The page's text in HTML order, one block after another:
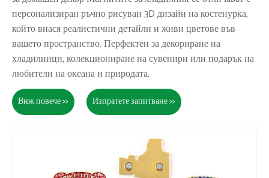
персонализиран ръчно рисуван 3D дизайн на костенурка,
който внася реалистични детайли и живи цветове във
вашето пространство. Перфектен за декориране на
хладилници, колекциониране на сувенири или подарък на
любители на океана и природата.
Виж повече >> Изпратете запитване >>